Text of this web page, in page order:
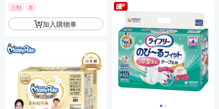
活動 券
加入購物車